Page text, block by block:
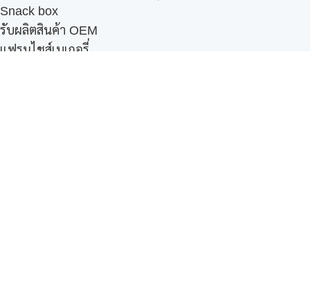
Snack box
รับผลิตสินค้า OEM
แฟรนไชส์เบเกอรี่